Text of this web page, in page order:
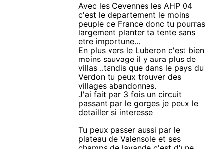
Avec les Cevennes les AHP 04
c'est le departement le moins
peuple de France donc tu pourras
largement planter ta tente sans
etre importune...
En plus vers le Luberon c'est bien
moins sauvage il y aura plus de
villas ..tandis que dans le pays du
Verdon tu peux trouver des
villages abandonnes.
J'ai fait par 3 fois un circuit
passant par le gorges je peux le
detailler si interesse
Tu peux passer aussi par le
plateau de Valensole et ses